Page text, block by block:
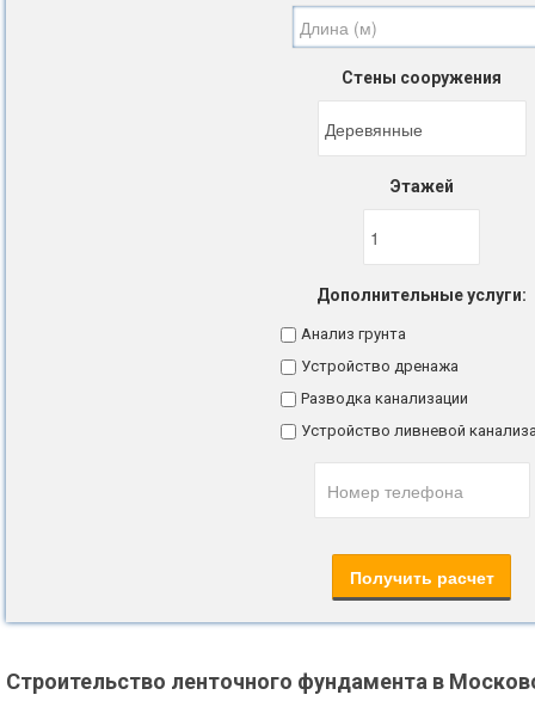
Стены сооружения
Этажей
Дополнительные услуги:
Анализ грунта
Устройство дренажа
Разводка канализации
Устройство ливневой
Строительство ленточного фундамента в